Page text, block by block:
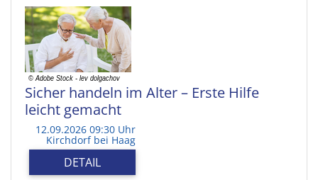
Sicher handeln im Alter – Erste Hilfe
leicht gemacht
12.09.2026 09:30 Uhr
Kirchdorf bei Haag
DETAIL